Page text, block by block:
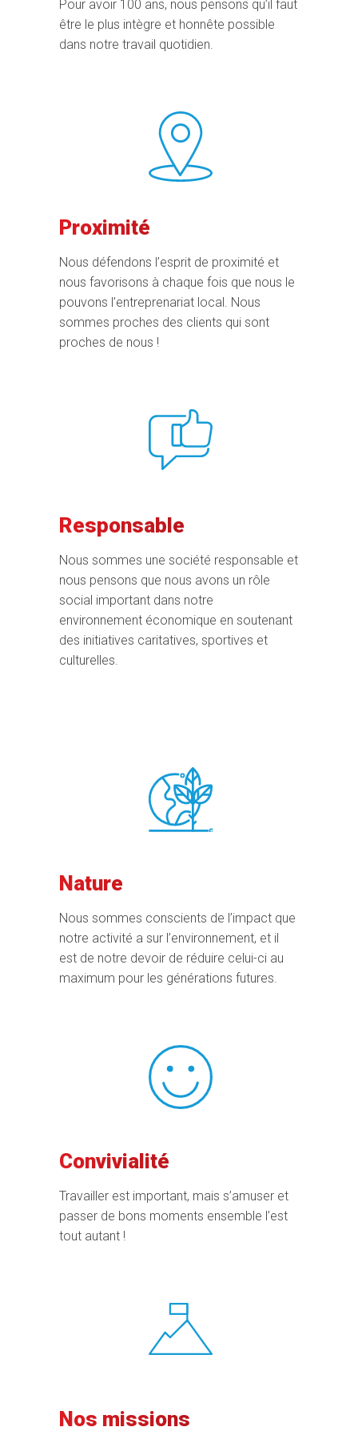
Pour avoir 100 ans, nous pensons qu’il faut
être le plus intègre et honnête possible
dans notre travail quotidien.
Proximité
Nous défendons l’esprit de proximité et
nous favorisons à chaque fois que nous le
pouvons l’entreprenariat local. Nous
sommes proches des clients qui sont
proches de nous !
Responsable
Nous sommes une société responsable et
nous pensons que nous avons un rôle
social important dans notre
environnement économique en soutenant
des initiatives caritatives, sportives et
culturelles.
Nature
Nous sommes conscients de l’impact que
notre activité a sur l’environnement, et il
est de notre devoir de réduire celui-ci au
maximum pour les générations futures.
Convivialité
Travailler est important, mais s’amuser et
passer de bons moments ensemble l’est
tout autant !
Nos missions